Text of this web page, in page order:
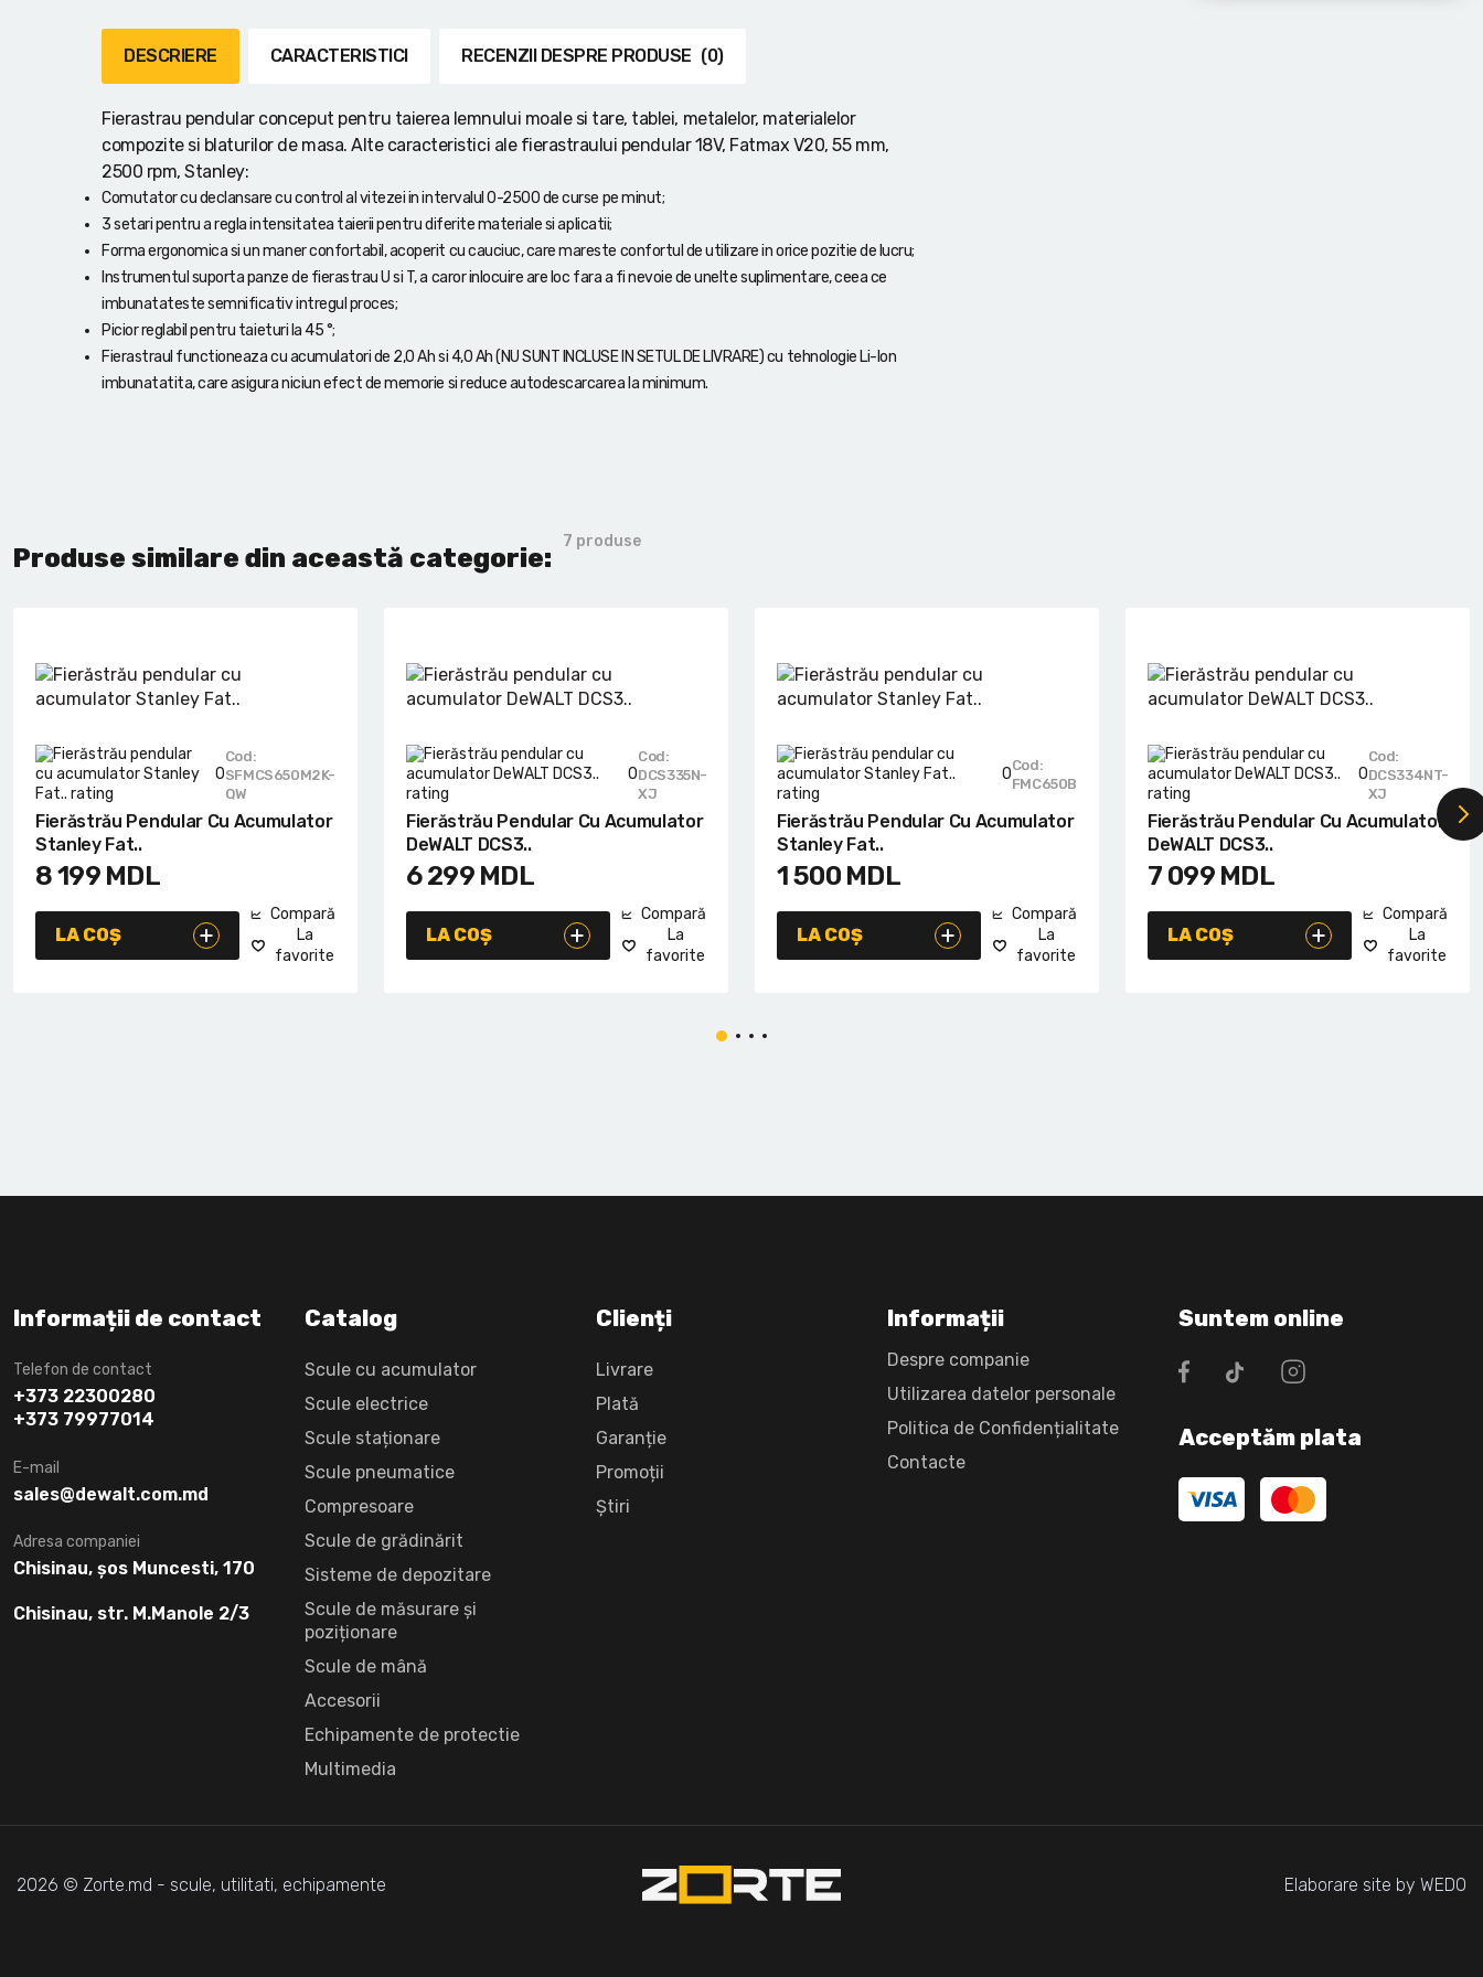
Seturi de scule cu acumulator
Acumulatoare si încărcătoare
Alte scule cu acumulator
DESCRIERE CARACTERISTICI RECENZII DESPRE PRODUSE (0)
Fierastrau pendular conceput pentru taierea lemnului moale si tare, tablei, metalelor, materialelor
compozite si blaturilor de masa. Alte caracteristici ale fierastraului pendular 18V, Fatmax V20, 55 mm,
2500 rpm, Stanley:
Comutator cu declansare cu control al vitezei in intervalul 0-2500 de curse pe minut;
3 setari pentru a regla intensitatea taierii pentru diferite materiale si aplicatii;
Forma ergonomica si un maner confortabil, acoperit cu cauciuc, care mareste confortul de utilizare in orice pozitie de lucru;
Instrumentul suporta panze de fierastrau U si T, a caror inlocuire are loc fara a fi nevoie de unelte suplimentare, ceea ce
imbunatateste semnificativ intregul proces;
Picior reglabil pentru taieturi la 45 °;
Fierastraul functioneaza cu acumulatori de 2,0 Ah si 4,0 Ah (NU SUNT INCLUSE IN SETUL DE LIVRARE) cu tehnologie Li-Ion
imbunatatita, care asigura niciun efect de memorie si reduce autodescarcarea la minimum.
Produse similare din această categorie:
7 produse
0
Cod:
SFMCS650M2K-
QW
Fierăstrău Pendular Cu Acumulator
Stanley Fat..
8 199 MDL
LA COȘ
Compară
La
favorite
0
Cod:
DCS335N-
XJ
Fierăstrău Pendular Cu Acumulator
DeWALT DCS3..
6 299 MDL
LA COȘ
Compară
La
favorite
0Cod:
FMC650B
Fierăstrău Pendular Cu Acumulator
Stanley Fat..
1 500 MDL
LA COȘ
Compară
La
favorite
0
Cod:
DCS334NT-
XJ
Fierăstrău Pendular Cu Acumulator
DeWALT DCS3..
7 099 MDL
LA COȘ
Compară
La
favorite
Informații de contact
Telefon de contact
+373 22300280
+373 79977014
E-mail
sales@dewalt.com.md
Adresa companiei
Chisinau, șos Muncesti, 170
Chisinau, str. M.Manole 2/3
Catalog
Scule cu acumulator
Scule electrice
Scule staționare
Scule pneumatice
Compresoare
Scule de grădinărit
Sisteme de depozitare
Scule de măsurare și
poziționare
Scule de mână
Accesorii
Echipamente de protectie
Multimedia
Clienți
Livrare
Plată
Garanție
Promoții
Știri
Informații
Despre companie
Utilizarea datelor personale
Politica de Confidențialitate
Сontacte
Suntem online
Acceptăm plata
2026 © Zorte.md - scule, utilitati, echipamente Elaborare site by WEDO